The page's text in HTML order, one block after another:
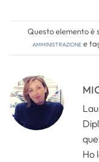
Questo elemento è
amministrazionee
Ho